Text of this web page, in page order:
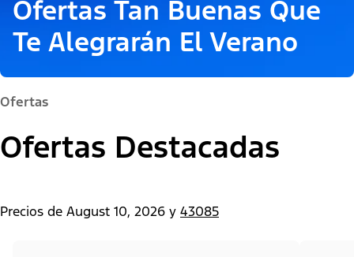
Ofertas Tan Buenas Que
Te Alegrarán El Verano
Ofertas
Ofertas Destacadas
Precios de August 10, 2026 y 43085